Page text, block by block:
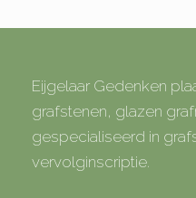
Eijgelaar Gedenken
grafstenen, glazen
gespecialiseerd in
vervolginscriptie.